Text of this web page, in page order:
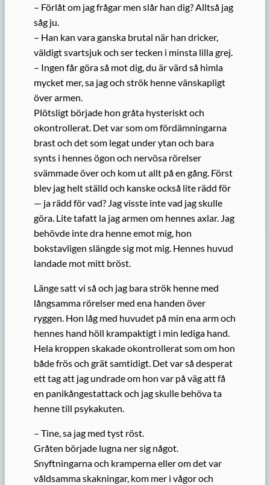
– Förlåt om jag frågar men slår han dig? Alltså jag
såg ju.
– Han kan vara ganska brutal när han dricker,
väldigt svartsjuk och ser tecken i minsta lilla grej.
– Ingen får göra så mot dig, du är värd så himla
mycket mer, sa jag och strök henne vänskapligt
över armen.
Plötsligt började hon gråta hysteriskt och
okontrollerat. Det var som om fördämningarna
brast och det som legat under ytan och bara
synts i hennes ögon och nervösa rörelser
svämmade över och kom ut allt på en gång. Först
blev jag helt ställd och kanske också lite rädd för
— ja rädd för vad? Jag visste inte vad jag skulle
göra. Lite tafatt la jag armen om hennes axlar. Jag
behövde inte dra henne emot mig, hon
bokstavligen slängde sig mot mig. Hennes huvud
landade mot mitt bröst.
Länge satt vi så och jag bara strök henne med
långsamma rörelser med ena handen över
ryggen. Hon låg med huvudet på min ena arm och
hennes hand höll krampaktigt i min lediga hand.
Hela kroppen skakade okontrollerat som om hon
både frös och grät samtidigt. Det var så desperat
ett tag att jag undrade om hon var på väg att få
en panikångestattack och jag skulle behöva ta
henne till psykakuten.
– Tine, sa jag med tyst röst.
Gråten började lugna ner sig något.
Snyftningarna och kramperna eller om det var
våldsamma skakningar, kom mer i vågor och